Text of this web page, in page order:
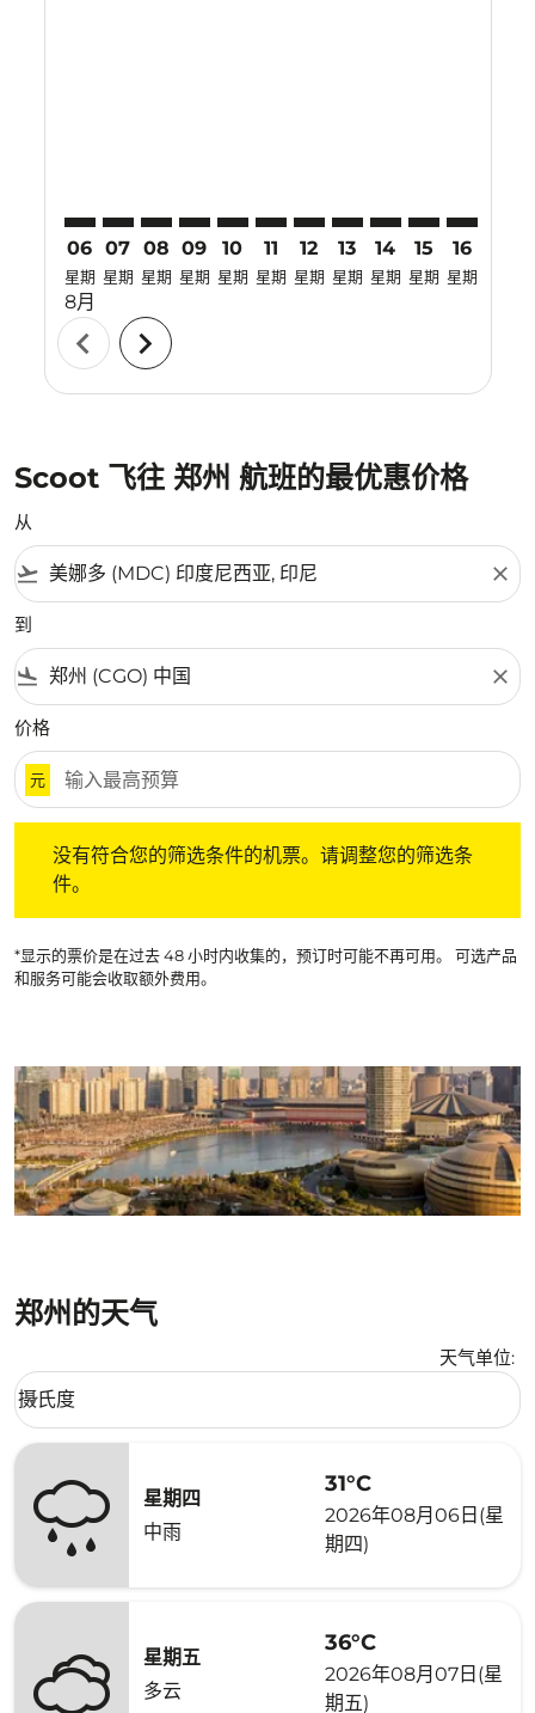
06
星期
8月
07
星期
08
星期
09
星期
10
星期
11
星期
12
星期
13
星期
14
星期
15
星期
16
星期
chevron_left chevron_right
Scoot 飞往 郑州 航班的最优惠价格
从
flight_takeoff close
到
flight_land close
价格
元
没有符合您的筛选条件的机票。请调整您的筛选条
件。
*显示的票价是在过去 48 小时内收集的，预订时可能不再可用。 可选产品
和服务可能会收取额外费用。
郑州的天气
天气单位:
Weather unit option 摄氏度 Selected
摄氏度
keyboard_arrow_down
星期四
中雨
31°C
2026年08月06日(星
期四)
星期五
多云
36°C
2026年08月07日(星
期五)